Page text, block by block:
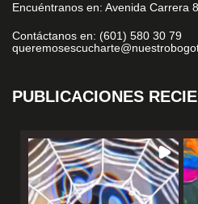
Encuéntranos en: Avenida Carrera
Contáctanos en: (601) 580 30 79
PUBLICACIONES